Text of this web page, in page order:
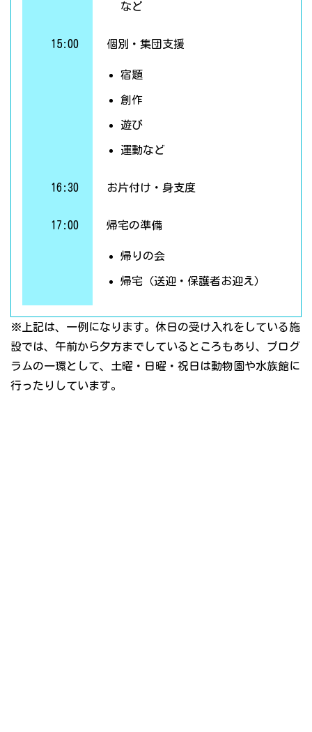
など
15:00 個別・集団支援
宿題
創作
遊び
運動など
16:30 お片付け・身支度
17:00 帰宅の準備
帰りの会
帰宅（送迎・保護者お迎え）
※上記は、一例になります。休日の受け入れをしている施
設では、午前から夕方までしているところもあり、プログ
ラムの一環として、土曜・日曜・祝日は動物園や水族館に
行ったりしています。